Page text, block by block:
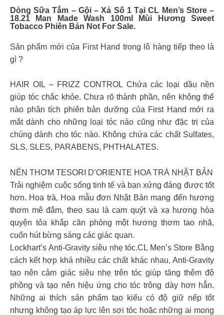
Dòng Sữa Tắm – Gội – Xả Số 1 Tại CL Men’s Store –
18.21 Man Made Wash 100ml Mùi Hương Sweet
Tobacco Phiên Bản Not For Sale.
Sản phẩm mới của First Hand trong lô hàng tiếp theo là
gì ?
HAIR OIL – FRIZZ CONTROL Chứa các loại dầu nền
giúp tóc chắc khỏe. Chưa rõ thành phần, nên không thể
nào phân tích phiên bản dưỡng của First Hand mới ra
mắt dành cho những loại tóc nào cũng như đặc trị của
chúng dành cho tóc nào. Không chứa các chất Sulfates,
SLS, SLES, PARABENS, PHTHALATES.
NẾN THƠM TESORI D’ORIENTE HOA TRÀ NHẬT BẢN
Trải nghiệm cuộc sống tinh tế và bạn xứng đáng được tốt
hơn. Hoa trà, Hoa mẫu đơn Nhật Bản mang đến hương
thơm mê đắm, theo sau là cam quýt và xạ hương hòa
quyện tỏa khắp căn phòng một hương thơm tao nhã,
cuốn hút bừng sáng các giác quan.
Lockhart’s Anti-Gravity siêu nhẹ tóc.CL Men’s Store Bằng
cách kết hợp khá nhiều các chất khác nhau, Anti-Gravity
tạo nên cảm giác siêu nhẹ trên tóc giúp tăng thêm độ
phồng và tạo nên hiệu ứng cho tóc trông dày hơn hẳn.
Những ai thích sản phẩm tạo kiểu có độ giữ nếp tốt
nhưng không tạo áp lực lên sợi tóc hoặc những ai mong